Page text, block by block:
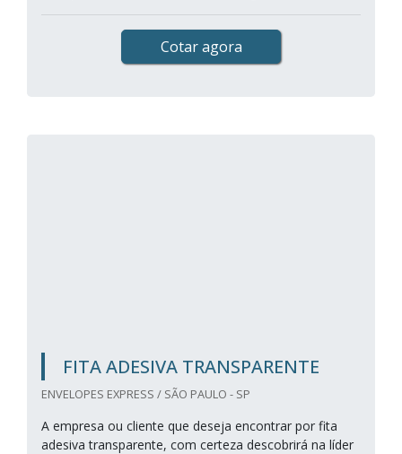
Cotar agora
FITA ADESIVA TRANSPARENTE
ENVELOPES EXPRESS / SÃO PAULO - SP
A empresa ou cliente que deseja encontrar por fita
adesiva transparente, com certeza descobrirá na líder